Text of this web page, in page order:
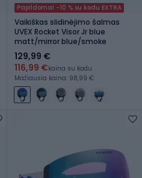
Papildomai -10 % su kodu EXTRA
Vaikiškas slidinėjimo šalmas
UVEX Rocket Visor Jr blue
matt/mirror blue/smoke
129,99 €
116,99 €kaina su kodu
Mažiausia kaina: 98,99 €